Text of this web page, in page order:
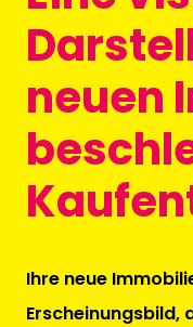
neuen
Ihre neue
Erscheinungsbild,